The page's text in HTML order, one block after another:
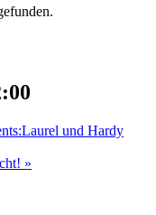
und Hardy
»